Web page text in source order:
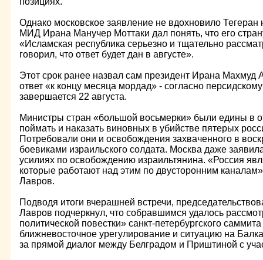
Однако московское заявление не вдохновило
МИД Ирана Манучер Моттаки дал понять, что его
«Исламская республика серьезно и тщательно
говорил, что ответ будет дан в августе».
Этот срок ранее назвал сам президент Ирана
ответ «к концу месяца мордад» - согласно
завершается 22 августа.
Министры стран «большой восьмерки» были едины в
поймать и наказать виновных в убийстве пятерых
Потребовали они и освобождения захваченного в
боевиками израильского солдата. Москва даже
усилиях по освобождению израильтянина. «Россия
которые работают над этим по двусторонним
Лавров.
Подводя итоги вчерашней встречи,
Лавров подчеркнул, что собравшимся удалось
политической повестки» санкт-петербургского
ближневосточное урегулирование и ситуацию на
за прямой диалог между Белградом и Приштиной с